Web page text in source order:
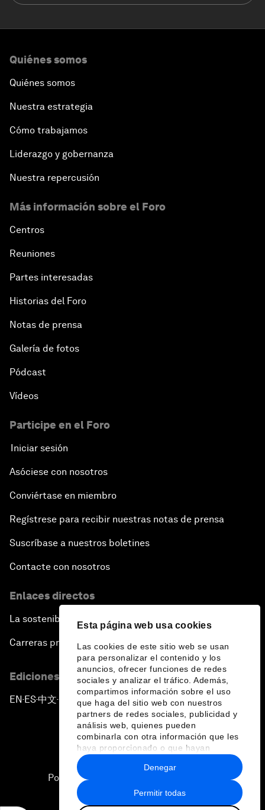
Esta página web usa cookies
Las cookies de este sitio web se usan
para personalizar el contenido y los
anuncios, ofrecer funciones de redes
sociales y analizar el tráfico. Además,
compartimos información sobre el uso
que haga del sitio web con nuestros
partners de redes sociales, publicidad y
análisis web, quienes pueden
combinarla con otra información que les
haya proporcionado o que hayan
recopilado a partir del uso que haya
hecho de sus servicios.
Permitir todas
Denegar
Quiénes somos
Quiénes somos
Nuestra estrategia
Cómo trabajamos
Liderazgo y gobernanza
Nuestra repercusión
Más información sobre el Foro
Centros
Reuniones
Partes interesadas
Historias del Foro
Notas de prensa
Galería de fotos
Pódcast
Vídeos
Participe en el Foro
Iniciar sesión
Asóciese con nosotros
Conviértase en miembro
Regístrese para recibir nuestras notas de prensa
Suscríbase a nuestros boletines
Contacte con nosotros
Enlaces directos
La sostenibilidad en el Foro
Carreras profesionales
Ediciones en otros idiomas
EN ▪ES▪中文▪ 日本語
Política de privacidad y normas de uso
Sitemap